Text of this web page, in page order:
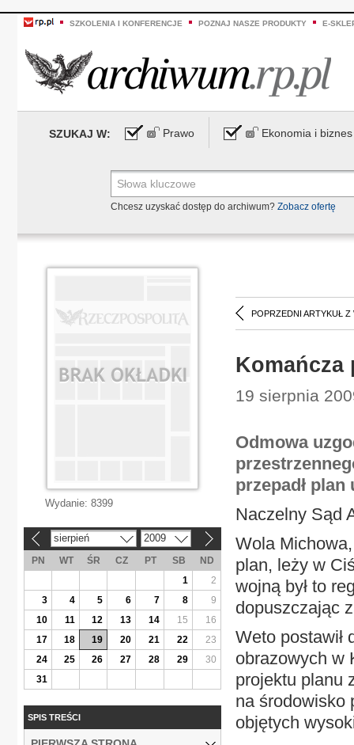
SZKOLENIA I KONFERENCJE POZNAJ NASZE PRODUKTY E-
SZUKAJ W: Prawo Ekonomia i biznes
Chcesz uzyskać dostęp do archiwum? Zobacz ofertę
POPRZEDNI ARTYKUŁ Z
Komańcza
19 sierpnia
Odmowa
przepadł
Naczelny Sąd
Wola
plan, leży w
wojną był to
dopuszczając
Weto postawił
obrazowych w
projektu planu
na środowisko
objętych
Wydanie: 8399
sierpień 2009
PN WT ŚR CZ PT SB
ND
1
2
3
4 5 6 7 8
9
10
11 12 13 14 15
16
17
18 19 20 21 22
23
24
25 26 27 28 29
30
31
SPIS TREŚCI